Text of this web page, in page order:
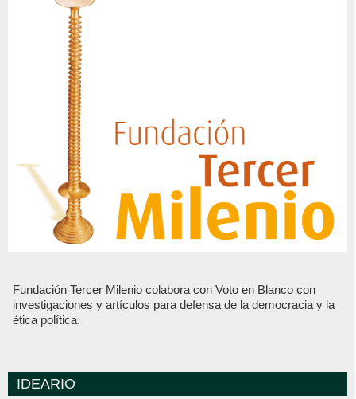
Fundación Tercer Milenio colabora con Voto en Blanco con
investigaciones y artículos para defensa de la democracia y la
ética política.
IDEARIO